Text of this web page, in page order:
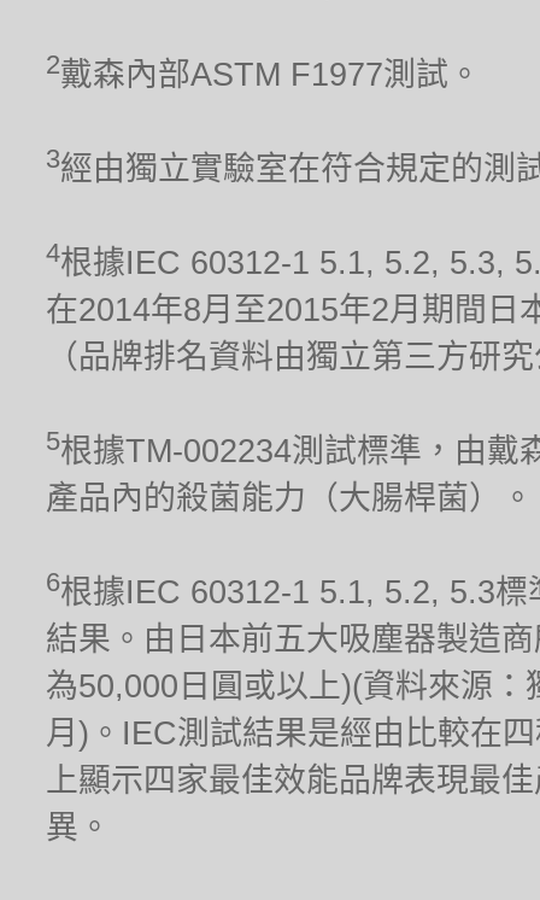
2戴森內部ASTM F1977測試。
3經由獨立實驗室在符合規定的測
4根據IEC 60312-1 5.1, 5.2, 5.3,
在2014年8月至2015年2月期間日
（品牌排名資料由獨立第三方研
5根據TM-002234測試標準，由戴
產品內的殺菌能力（大腸桿菌）。
6根據IEC 60312-1 5.1, 5.2, 5.3
結果。由日本前五大吸塵器製造
為50,000日圓或以上)(資料來源
月)。IEC測試結果是經由比較在
上顯示四家最佳效能品牌表現最
異。